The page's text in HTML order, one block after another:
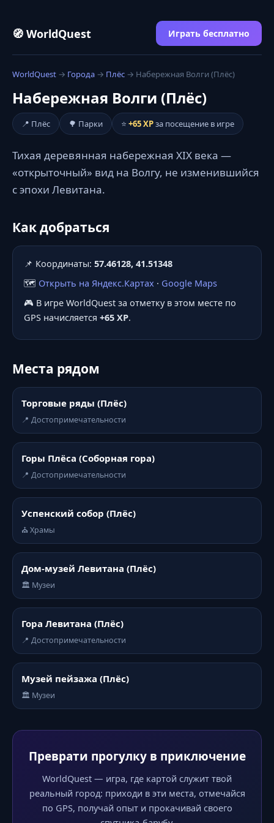
🧭 WorldQuest Играть бесплатно
WorldQuest → Города → Плёс → Набережная Волги (Плёс)
Набережная Волги (Плёс)
📍 Плёс 🌳 Парки ⭐ +65 XPза посещение в игре
Тихая деревянная набережная XIX века —
«открыточный» вид на Волгу, не изменившийся
с эпохи Левитана.
Как добраться
📌 Координаты: 57.46128, 41.51348
🗺️ Открыть на Яндекс.Картах · Google Maps
🎮 В игре WorldQuest за отметку в этом месте по
GPS начисляется +65 XP.
Места рядом
Торговые ряды (Плёс)
📍 Достопримечательности
Горы Плёса (Соборная гора)
📍 Достопримечательности
Успенский собор (Плёс)
⛪ Храмы
Дом-музей Левитана (Плёс)
🏛️ Музеи
Горa Левитана (Плёс)
📍 Достопримечательности
Музей пейзажа (Плёс)
🏛️ Музеи
Преврати прогулку в приключение
WorldQuest — игра, где картой служит твой
реальный город: приходи в эти места, отмечайся
по GPS, получай опыт и прокачивай своего